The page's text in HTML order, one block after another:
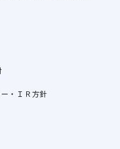
・ＩＲ方針